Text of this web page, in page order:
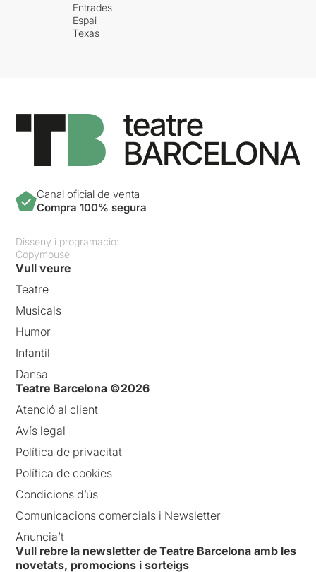
Entrades
Espai
Texas
Canal oficial de venta
Compra 100% segura
Disseny i programació:
Copymouse
Vull veure
Teatre
Musicals
Humor
Infantil
Dansa
Teatre Barcelona ©2026
Atenció al client
Avís legal
Política de privacitat
Política de cookies
Condicions d’ús
Comunicacions comercials i Newsletter
Anuncia’t
Vull rebre la newsletter de Teatre Barcelona amb les
novetats, promocions i sorteigs